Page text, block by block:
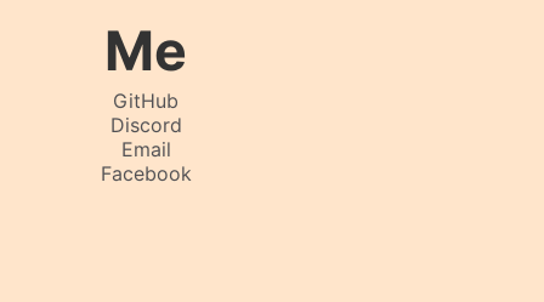
Me
GitHub
Discord
Email
Facebook